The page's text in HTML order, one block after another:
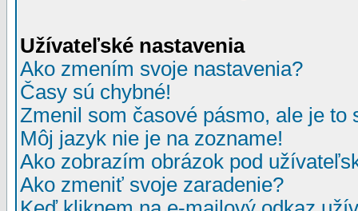
Užívateľské nastavenia
Ako zmením svoje nastavenia?
Časy sú chybné!
Zmenil som časové pásmo, ale je to
Môj jazyk nie je na zozname!
Ako zobrazím obrázok pod
Ako zmeniť svoje zaradenie?